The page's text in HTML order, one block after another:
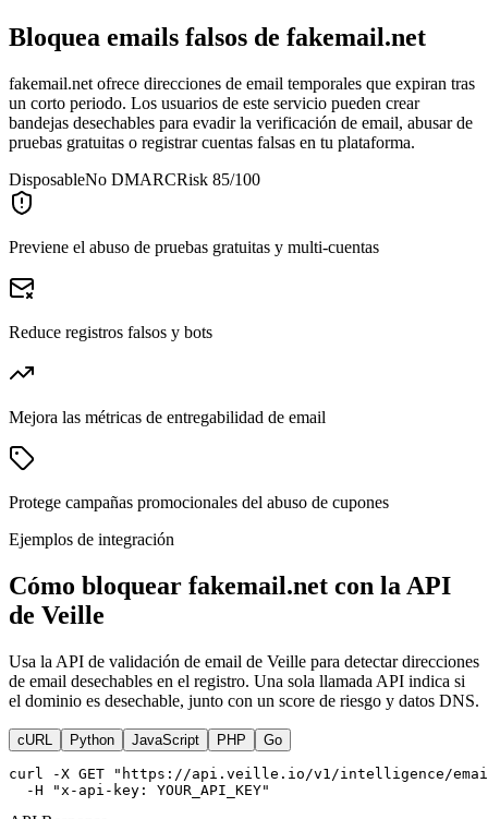
Bloquea emails falsos de fakemail.net
fakemail.net ofrece direcciones de email temporales que expiran tras
un corto periodo. Los usuarios de este servicio pueden crear
bandejas desechables para evadir la verificación de email, abusar de
pruebas gratuitas o registrar cuentas falsas en tu plataforma.
DisposableNo DMARCRisk 85/100
Previene el abuso de pruebas gratuitas y multi-cuentas
Reduce registros falsos y bots
Mejora las métricas de entregabilidad de email
Protege campañas promocionales del abuso de cupones
Ejemplos de integración
Cómo bloquear fakemail.net con la API
de Veille
Usa la API de validación de email de Veille para detectar direcciones
de email desechables en el registro. Una sola llamada API indica si
el dominio es desechable, junto con un score de riesgo y datos DNS.
cURL Python JavaScript PHP Go
curl -X GET "https://api.veille.io/v1/intelligence/
  -H "x-api-key: YOUR_API_KEY"